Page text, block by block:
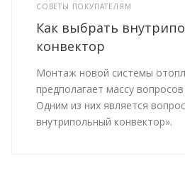
СОВЕТЫ ПОКУПАТЕЛЯМ
Как выбрать
конвектор
Монтаж новой системы
предполагает массу
Одним из них является
внутрипольный конвектор».